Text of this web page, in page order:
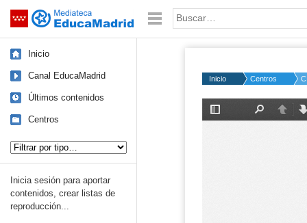
Saltar navegación Palabra o frase:
Inicio
Canal EducaMadrid
Últimos contenidos
Centros
Inicia sesión para aportar
contenidos, crear listas de
reproducción...
Inicio Centros